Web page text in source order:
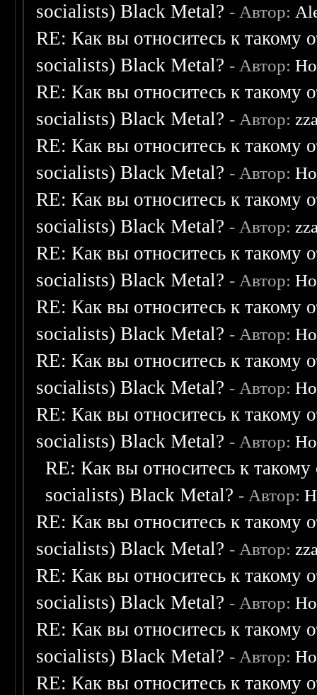
socialists) Black Metal? - Автор:
RE: Как вы относитесь к такому
socialists) Black Metal? - Автор:
RE: Как вы относитесь к такому
socialists) Black Metal? - Автор:
RE: Как вы относитесь к такому
socialists) Black Metal? - Автор:
RE: Как вы относитесь к такому
socialists) Black Metal? - Автор:
RE: Как вы относитесь к такому
socialists) Black Metal? - Автор:
RE: Как вы относитесь к такому
socialists) Black Metal? - Автор:
RE: Как вы относитесь к такому
socialists) Black Metal? - Автор:
RE: Как вы относитесь к такому
socialists) Black Metal? - Автор:
RE: Как вы относитесь к
socialists) Black Metal? - Автор:
RE: Как вы относитесь к такому
socialists) Black Metal? - Автор:
RE: Как вы относитесь к такому
socialists) Black Metal? - Автор:
RE: Как вы относитесь к такому
socialists) Black Metal? - Автор:
RE: Как вы относитесь к такому